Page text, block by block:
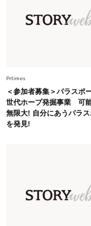
Fashion
40代の
「オシ
【40代
Prtimes
＜参加者募集＞パラスポ
世代ホープ発掘事業 可
無限大! 自分にあうパラ
を発見!